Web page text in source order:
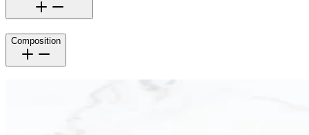
Composition